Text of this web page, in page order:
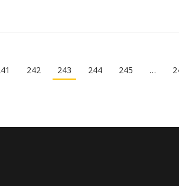
242 243 244 245 …